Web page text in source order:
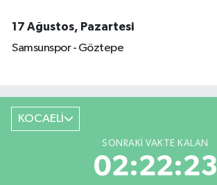
17 Ağustos, Pazartesi
Samsunspor - Göztepe
KOCAELİ
SONRAKI VAKTE KALAN
02:22:23